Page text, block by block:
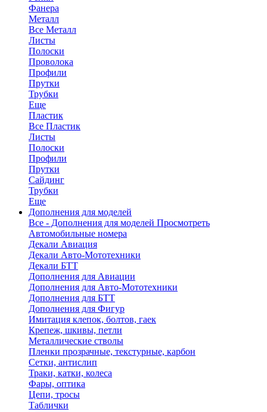
Фанера
Металл
Все Металл
Листы
Полоски
Проволока
Профили
Прутки
Трубки
Еще
Пластик
Все Пластик
Листы
Полоски
Профили
Прутки
Сайдинг
Трубки
Еще
Дополнения для моделей
Все - Дополнения для моделей Просмотреть
Автомобильные номера
Декали Авиация
Декали Авто-Мототехники
Декали БТТ
Дополнения для Авиации
Дополнения для Авто-Мототехники
Дополнения для БТТ
Дополнения для Фигур
Имитация клепок, болтов, гаек
Крепеж, шкивы, петли
Металлические стволы
Пленки прозрачные, текстурные, карбон
Сетки, антислип
Траки, катки, колеса
Фары, оптика
Цепи, тросы
Таблички